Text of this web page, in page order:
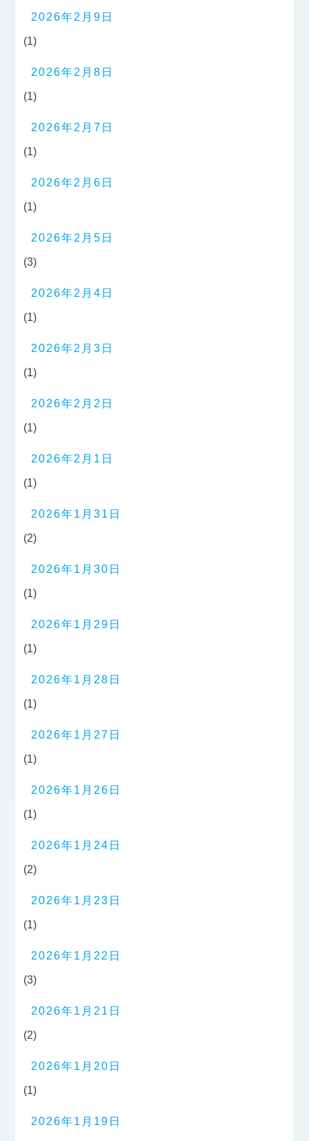
2026年2月9日
(1)
2026年2月8日
(1)
2026年2月7日
(1)
2026年2月6日
(1)
2026年2月5日
(3)
2026年2月4日
(1)
2026年2月3日
(1)
2026年2月2日
(1)
2026年2月1日
(1)
2026年1月31日
(2)
2026年1月30日
(1)
2026年1月29日
(1)
2026年1月28日
(1)
2026年1月27日
(1)
2026年1月26日
(1)
2026年1月24日
(2)
2026年1月23日
(1)
2026年1月22日
(3)
2026年1月21日
(2)
2026年1月20日
(1)
2026年1月19日